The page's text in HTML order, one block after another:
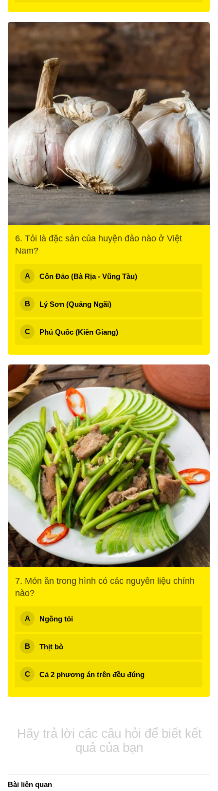
6. Tỏi là đặc sản của huyện đảo nào ở Việt
Nam?
Côn Đảo (Bà Rịa - Vũng Tàu)
Lý Sơn (Quảng Ngãi)
Phú Quốc (Kiên Giang)
7. Món ăn trong hình có các nguyên liệu chính
nào?
Ngồng tỏi
Thịt bò
Cả 2 phương án trên đều đúng
Hãy trả lời các câu hỏi để biết kết
quả của bạn
Bài liên quan